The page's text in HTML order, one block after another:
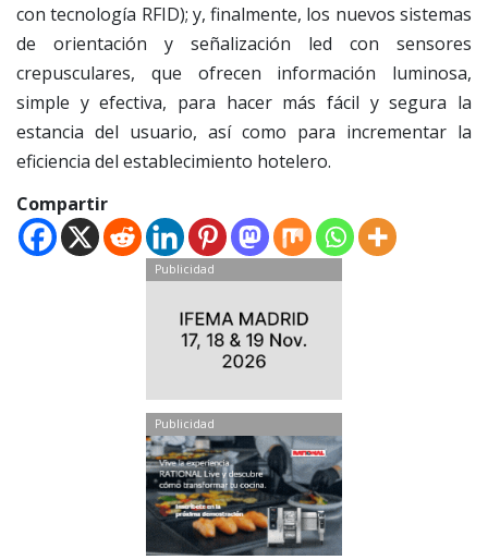
con tecnología RFID); y, finalmente, los nuevos sistemas
de orientación y señalización led con sensores
crepusculares, que ofrecen información luminosa,
simple y efectiva, para hacer más fácil y segura la
estancia del usuario, así como para incrementar la
eficiencia del establecimiento hotelero.
Compartir
Publicidad
Publicidad